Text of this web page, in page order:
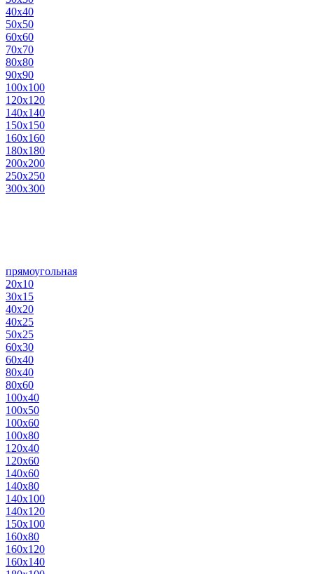
40х40
50х50
60х60
70х70
80х80
90х90
100х100
120х120
140х140
150х150
160х160
180х180
200х200
250х250
300х300
прямоугольная
20х10
30х15
40х20
40х25
50х25
60х30
60х40
80х40
80х60
100х40
100х50
100х60
100х80
120х40
120х60
140х60
140х80
140х100
140х120
150х100
160х80
160х120
160х140